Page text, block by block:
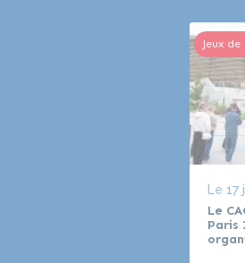
Le
Paris
Le17
Jeux